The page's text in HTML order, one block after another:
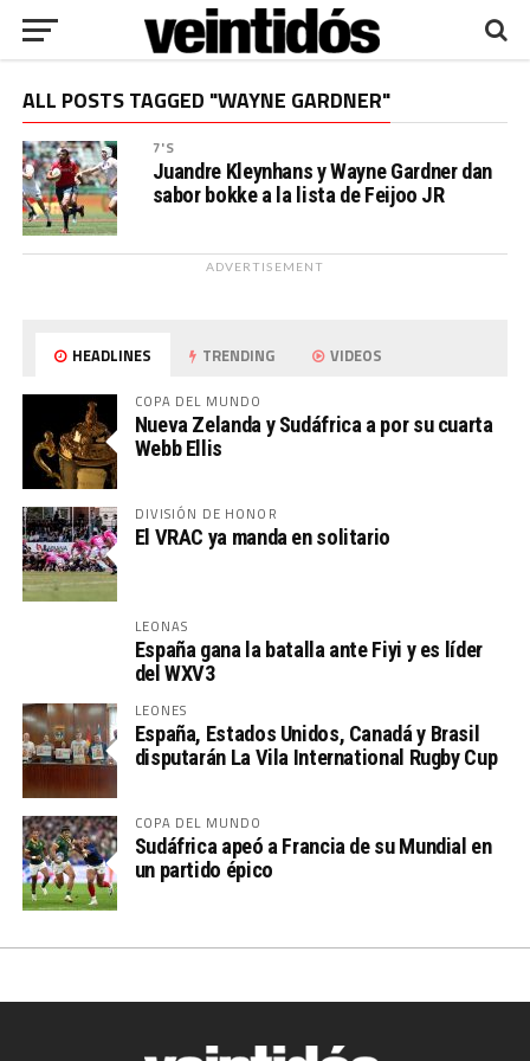
ALL POSTS TAGGED "WAYNE GARDNER"
7'S
Juandre Kleynhans y Wayne Gardner dan
sabor bokke a la lista de Feijoo JR
ADVERTISEMENT
HEADLINES TRENDING VIDEOS
COPA DEL MUNDO
Nueva Zelanda y Sudáfrica a por su cuarta
Webb Ellis
DIVISIÓN DE HONOR
El VRAC ya manda en solitario
LEONAS
España gana la batalla ante Fiyi y es líder
del WXV3
LEONES
España, Estados Unidos, Canadá y Brasil
disputarán La Vila International Rugby Cup
COPA DEL MUNDO
Sudáfrica apeó a Francia de su Mundial en
un partido épico